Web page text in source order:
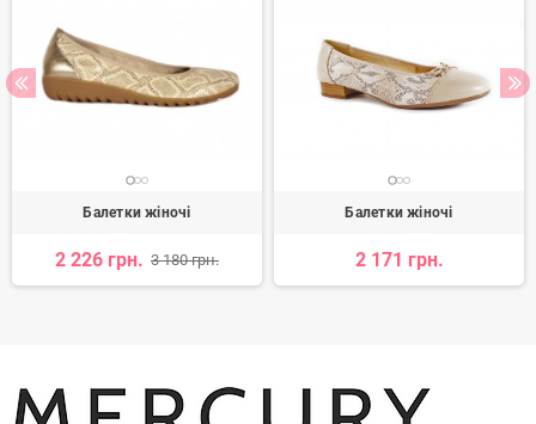
Балетки жіночі
2 226 грн. 3 180 грн.
Балетки жіночі
2 171 грн.